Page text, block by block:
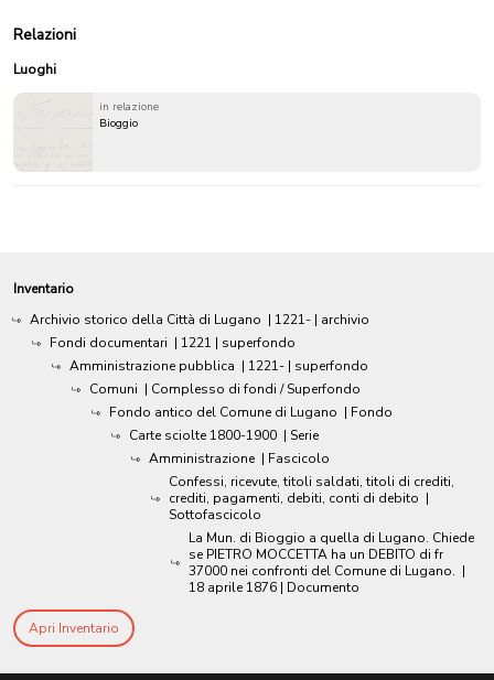
Relazioni
Luoghi
in relazione
Bioggio
Inventario
Archivio storico della Città di Lugano | 1221- | archivio
Fondi documentari | 1221 | superfondo
Amministrazione pubblica | 1221- | superfondo
Comuni | Complesso di fondi / Superfondo
Fondo antico del Comune di Lugano | Fondo
Carte sciolte 1800-1900 | Serie
Amministrazione | Fascicolo
Confessi, ricevute, titoli saldati, titoli di crediti,
crediti, pagamenti, debiti, conti di debito |
Sottofascicolo
La Mun. di Bioggio a quella di Lugano. Chiede
se PIETRO MOCCETTA ha un DEBITO di fr
37000 nei confronti del Comune di Lugano. |
18 aprile 1876 | Documento
Apri Inventario